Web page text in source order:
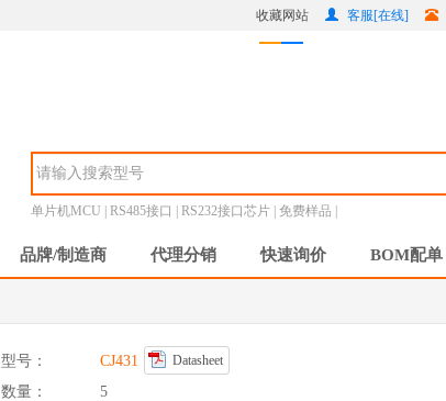
收藏网站 客服[在线]
单片机MCU |RS485接口 |RS232接口芯片 |免费样品 |
品牌/制造商 代理分销 快速询价 BOM配单
型号： CJ431 Datasheet
数量：
5